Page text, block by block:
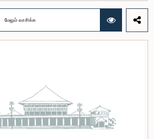
கருத்திட்டத்தை மேலும் முன்னெடுத்துச் செல்லும் நோக்கில் இந்த
இதில் ஒன்றியத்தின் உறுப்பினர்கள் மற்றும் கம்பஹா
பாராளுமன்ற உறுப்பினர்களும் பங்கேற்கவிருக்கின்றனர்.இந்த
பங்காளராக அனுசரணை வழங்கும் CII (Coalition for
பிரதிநிதிகளும் கலந்துகொண்டனர்.இந்த செயலமர்வில் பங்கேற்க
சேர்ந்த 18 – 35 வயதுக்குட்பட்ட இளைஞர், யுவதிகள் இங்கே
aVp5UzhLbtPSmVap8 இணைப்பின் ஊடாக உரிய விண்ணப்பப்
செய்யுமாறு கேட்டுக்கொள்ளப்படுகின்றனர்.
மேலும் வாசிக்க